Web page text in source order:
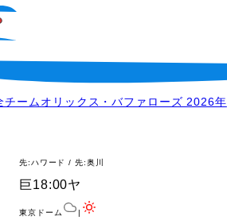
チームオリックス・バファローズ 2026年
先:ハワード / 先:奥川
巨18:00ヤ
東京ドーム
|